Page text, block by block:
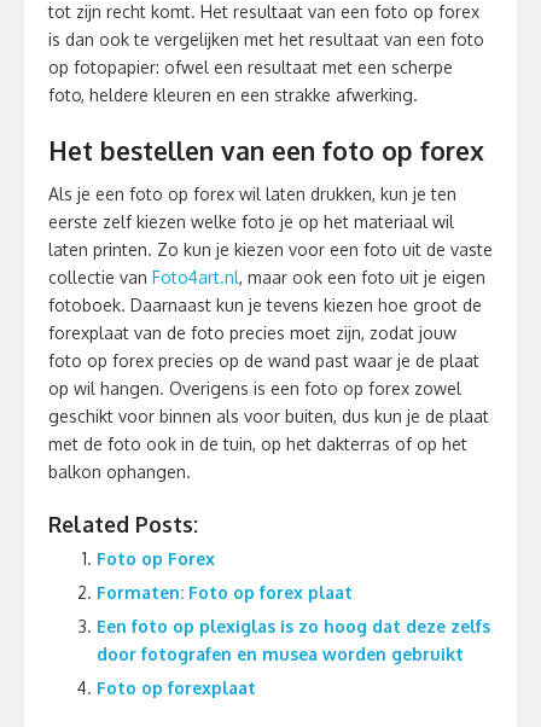
tot zijn recht komt. Het resultaat van een foto op forex
is dan ook te vergelijken met het resultaat van een foto
op fotopapier: ofwel een resultaat met een scherpe
foto, heldere kleuren en een strakke afwerking.
Het bestellen van een foto op forex
Als je een foto op forex wil laten drukken, kun je ten
eerste zelf kiezen welke foto je op het materiaal wil
laten printen. Zo kun je kiezen voor een foto uit de vaste
collectie van Foto4art.nl, maar ook een foto uit je eigen
fotoboek. Daarnaast kun je tevens kiezen hoe groot de
forexplaat van de foto precies moet zijn, zodat jouw
foto op forex precies op de wand past waar je de plaat
op wil hangen. Overigens is een foto op forex zowel
geschikt voor binnen als voor buiten, dus kun je de plaat
met de foto ook in de tuin, op het dakterras of op het
balkon ophangen.
Related Posts:
Foto op Forex
Formaten: Foto op forex plaat
Een foto op plexiglas is zo hoog dat deze zelfs
door fotografen en musea worden gebruikt
Foto op forexplaat